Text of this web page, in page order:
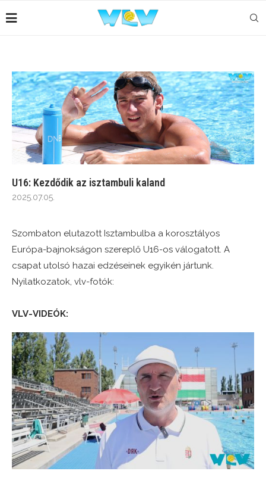
U16: Kezdődik az isztambuli kaland
2025.07.05.
Szombaton elutazott Isztambulba a korosztályos
Európa-bajnokságon szereplő U16-os válogatott. A
csapat utolsó hazai edzéseinek egyikén jártunk.
Nyilatkozatok, vlv-fotók:
VLV-VIDEÓK: